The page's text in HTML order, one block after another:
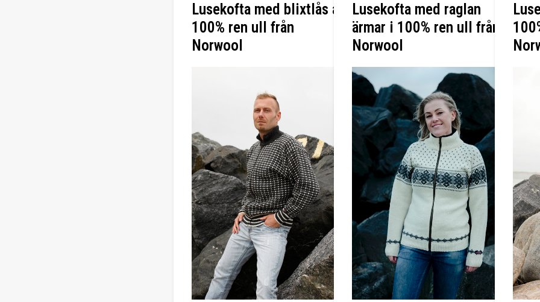
Lusekofta med blixtlås av
100% ren ull från
Norwool
Lusekofta med raglan
ärmar i 100% ren ull från
Norwool